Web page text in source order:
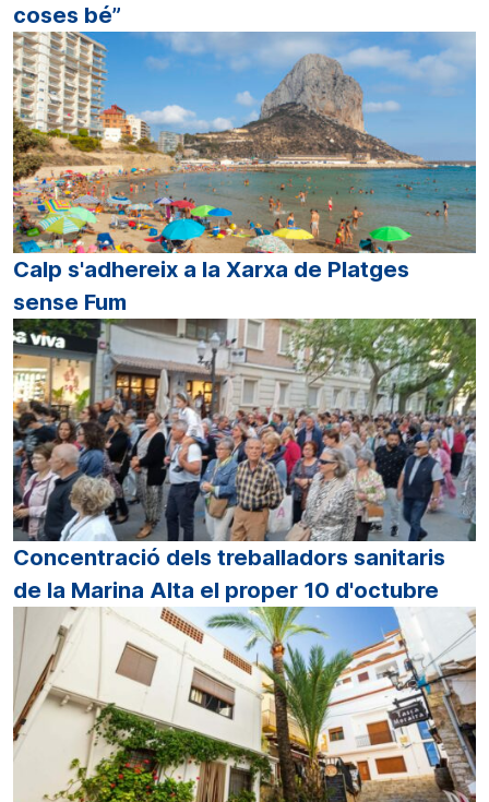
coses bé”
Calp s'adhereix a la Xarxa de Platges
sense Fum
Concentració dels treballadors sanitaris
de la Marina Alta el proper 10 d'octubre